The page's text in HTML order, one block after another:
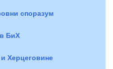
споразум
БиХ
Херцеговине